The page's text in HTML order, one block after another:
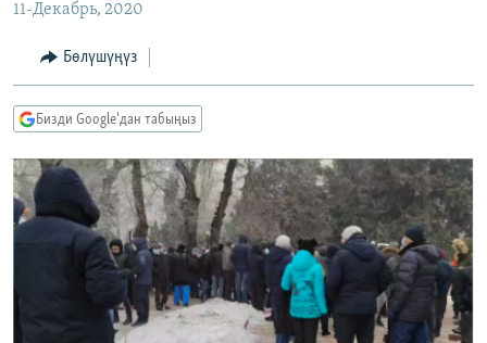
МАДАНИЯТ
ТВ ПРОГРАММАЛАР
БҮГҮН АЗАТТЫКТА
ДАНИСТЕ
ЭЖЕ-СИҢДИЛЕР
АЗАТТЫК+
ЫҢГАЙСЫЗ СУРООЛОР
ПОДКАСТ
Русский
ОНЛАЙН ШЕРИНЕ
11-Декабрь, 2020
Бөлүшүңүз
Бизди Google'дан табыңыз